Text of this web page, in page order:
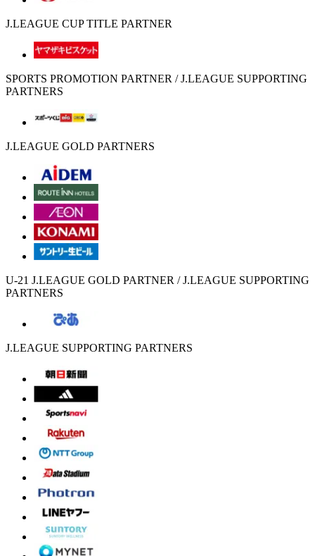
J.LEAGUE CUP TITLE PARTNER
SPORTS PROMOTION PARTNER / J.LEAGUE SUPPORTING
PARTNERS
J.LEAGUE GOLD PARTNERS
U-21 J.LEAGUE GOLD PARTNER / J.LEAGUE SUPPORTING
PARTNERS
J.LEAGUE SUPPORTING PARTNERS